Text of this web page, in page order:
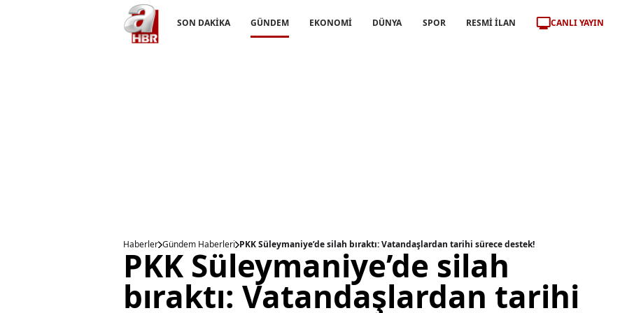
SON DAKİKA GÜNDEM EKONOMİ DÜNYA SPOR RESMİ İLAN CANLI YAYIN
Haberler Gündem Haberleri PKK Süleymaniye’de silah bıraktı: Vatandaşlardan tarihi sürece destek!
PKK Süleymaniye’de silah
bıraktı: Vatandaşlardan tarihi